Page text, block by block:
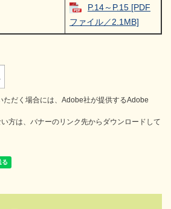
P.14～P.15 [PDF
ファイル／2.1MB]
ただく場合には、Adobe社が提供するAdobe
方は、バナーのリンク先からダウンロードして